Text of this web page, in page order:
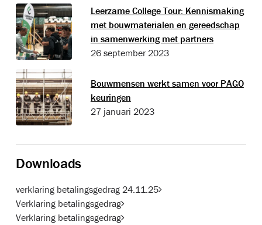
Leerzame College Tour: Kennismaking
met bouwmaterialen en gereedschap
in samenwerking met partners
26 september 2023
Bouwmensen werkt samen voor PAGO
keuringen
27 januari 2023
Downloads
verklaring betalingsgedrag 24.11.25
Verklaring betalingsgedrag
Verklaring betalingsgedrag